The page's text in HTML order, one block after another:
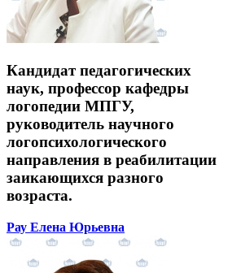
Кандидат педагогических
наук, профессор кафедры
логопедии МПГУ,
руководитель научного
логопсихологического
направления в реабилитации
заикающихся разного
возраста.
Рау Елена Юрьевна